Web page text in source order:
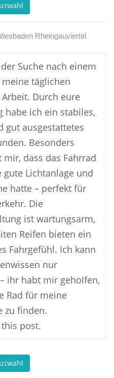
Rheingauviertel
Suche nach einem
täglichen
Durch eure
habe ich ein stabiles,
gut ausgestattetes
Besonders
mir, dass das Fahrrad
gute Lichtanlage und
hatte – perfekt für
Die
ist wartungsarm,
Reifen bieten ein
Fahrgefühl. Ich kann
nur
ihr habt mir geholfen,
Rad für meine
zu finden.
post.